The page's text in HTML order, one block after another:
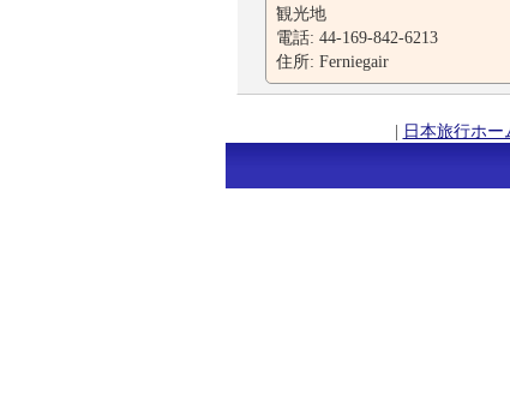
観光地
電話: 44-169-842-6213
住所: Ferniegair
| 日本旅行ホー